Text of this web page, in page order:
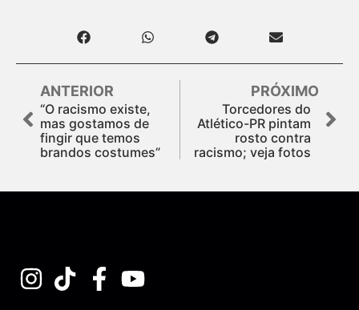
ANTERIOR
“O racismo existe,
mas gostamos de
fingir que temos
brandos costumes”
PRÓXIMO
Torcedores do
Atlético-PR pintam
rosto contra
racismo; veja fotos